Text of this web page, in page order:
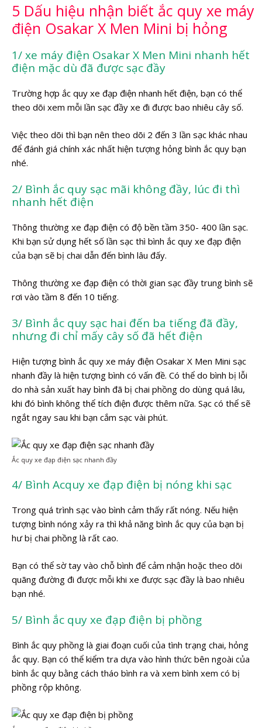
5 Dấu hiệu nhận biết ắc quy xe máy
điện Osakar X Men Mini bị hỏng
1/ xe máy điện Osakar X Men Mini nhanh hết
điện mặc dù đã được sạc đầy
Trường hợp ắc quy xe đạp điện nhanh hết điện, bạn có thể
theo dõi xem mỗi lần sạc đầy xe đi được bao nhiêu cây số.
Việc theo dõi thì bạn nên theo dõi 2 đến 3 lần sạc khác nhau
để đánh giá chính xác nhất hiện tượng hỏng bình ắc quy bạn
nhé.
2/ Bình ắc quy sạc mãi không đầy, lúc đi thì
nhanh hết điện
Thông thường xe đạp điện có độ bền tầm 350- 400 lần sạc.
Khi bạn sử dụng hết số lần sạc thì bình ắc quy xe đạp điện
của bạn sẽ bị chai dẫn đến bình lâu đấy.
Thông thường xe đạp điện có thời gian sạc đầy trung bình sẽ
rơi vào tầm 8 đến 10 tiếng.
3/ Bình ắc quy sạc hai đến ba tiếng đã đầy,
nhưng đi chỉ mấy cây số đã hết điện
Hiện tượng bình ắc quy xe máy điện Osakar X Men Mini sạc
nhanh đầy là hiện tượng bình có vấn đề. Có thể do bình bị lỗi
do nhà sản xuất hay bình đã bị chai phồng do dùng quá lâu,
khi đó bình không thể tích điện được thêm nữa. Sạc có thể sẽ
ngắt ngay sau khi bạn cắm sạc vài phút.
Ắc quy xe đạp điện sạc nhanh đầy
4/ Bình Acquy xe đạp điện bị nóng khi sạc
Trong quá trình sạc vào bình cảm thấy rất nóng. Nếu hiện
tượng bình nóng xảy ra thì khả năng bình ắc quy của bạn bị
hư bị chai phồng là rất cao.
Bạn có thể sờ tay vào chỗ bình để cảm nhận hoặc theo dõi
quãng đường đi được mỗi khi xe được sạc đầy là bao nhiêu
bạn nhé.
5/ Bình ắc quy xe đạp điện bị phồng
Bình ắc quy phồng là giai đoạn cuối của tình trạng chai, hỏng
ắc quy. Bạn có thể kiểm tra dựa vào hình thức bên ngoài của
bình ắc quy bằng cách tháo bình ra và xem bình xem có bị
phồng rộp không.